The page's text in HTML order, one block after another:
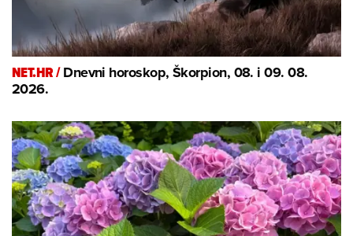
NET.HR /Dnevni horoskop, Škorpion, 08. i 09. 08.
2026.